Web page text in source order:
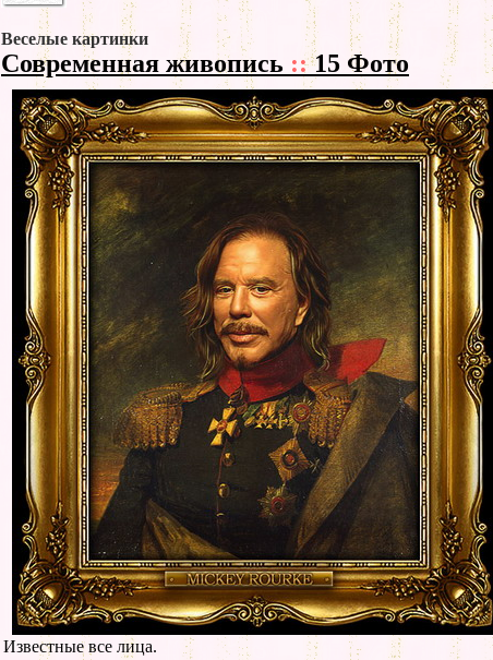
Веселые картинки
Современная живопись ::15 Фото
Известные все лица.